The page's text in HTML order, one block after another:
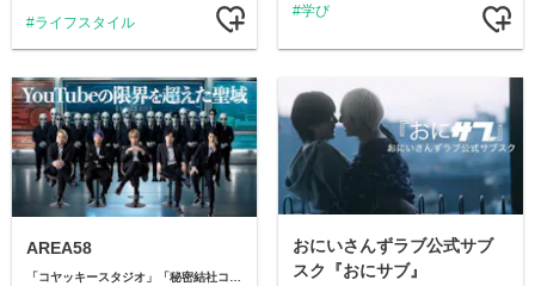
ライフスタイル
学び
AREA58
「コヤッキースタジオ」「秘密結社コヤミナティ」
おにいさんずラブ公式サブ
スク『おにサブ』